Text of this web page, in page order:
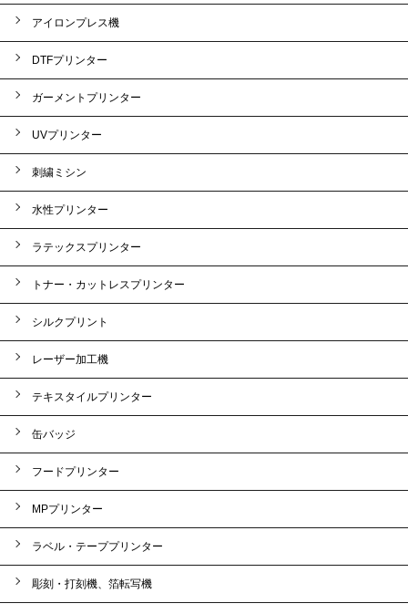
アイロンプレス機
DTFプリンター
ガーメントプリンター
UVプリンター
刺繍ミシン
水性プリンター
ラテックスプリンター
トナー・カットレスプリンター
シルクプリント
レーザー加工機
テキスタイルプリンター
缶バッジ
フードプリンター
MPプリンター
ラベル・テーププリンター
彫刻・打刻機、箔転写機